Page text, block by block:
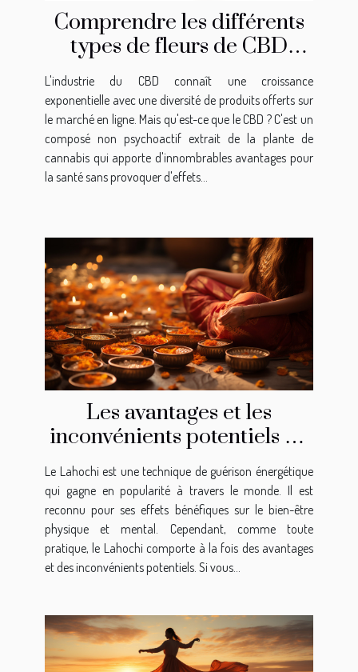
Comprendre les différents
types de fleurs de CBD
disponibles en ligne
L'industrie du CBD connaît une croissance
exponentielle avec une diversité de produits offerts sur
le marché en ligne. Mais qu'est-ce que le CBD ? C'est un
composé non psychoactif extrait de la plante de
cannabis qui apporte d'innombrables avantages pour
la santé sans provoquer d'effets...
Les avantages et les
inconvénients potentiels de
la pratique du Lahochi
Le Lahochi est une technique de guérison énergétique
qui gagne en popularité à travers le monde. Il est
reconnu pour ses effets bénéfiques sur le bien-être
physique et mental. Cependant, comme toute
pratique, le Lahochi comporte à la fois des avantages
et des inconvénients potentiels. Si vous...